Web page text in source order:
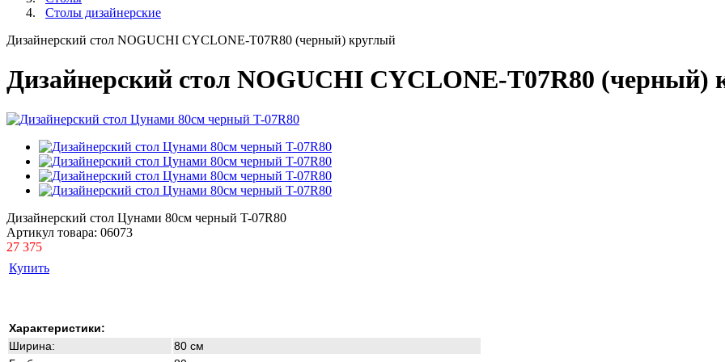
Столы дизайнерские
Дизайнерский стол NOGUCHI CYCLONE-T07R80 (черный) круглый
Дизайнерский стол NOGUCHI CYCLONE-T07R80 (черный)
Дизайнерский стол Цунами 80см черный T-07R80
Артикул товара: 06073
27 375
Купить
Характеристики:
Ширина:
80 см